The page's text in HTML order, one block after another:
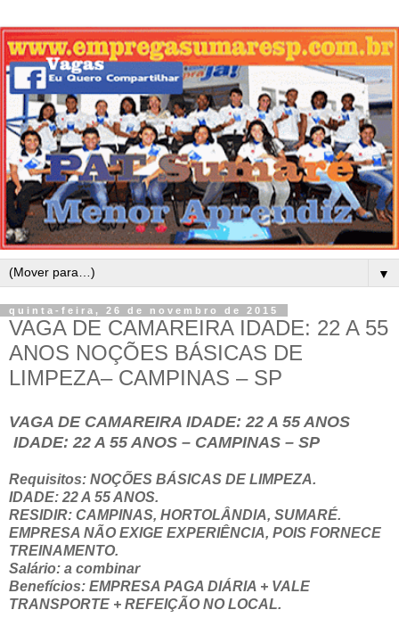
▼
quinta-feira, 26 de novembro de 2015
VAGA DE CAMAREIRA IDADE: 22 A 55
ANOS NOÇÕES BÁSICAS DE
LIMPEZA– CAMPINAS – SP
VAGA DE CAMAREIRA IDADE: 22 A 55 ANOS
IDADE: 22 A 55 ANOS – CAMPINAS – SP
Requisitos: NOÇÕES BÁSICAS DE LIMPEZA.
IDADE: 22 A 55 ANOS.
RESIDIR: CAMPINAS, HORTOLÂNDIA, SUMARÉ.
EMPRESA NÃO EXIGE EXPERIÊNCIA, POIS FORNECE
TREINAMENTO.
Salário: a combinar
Benefícios: EMPRESA PAGA DIÁRIA + VALE
TRANSPORTE + REFEIÇÃO NO LOCAL.